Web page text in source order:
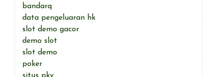
bandarq
data pengeluaran hk
slot demo gacor
demo slot
slot demo
poker